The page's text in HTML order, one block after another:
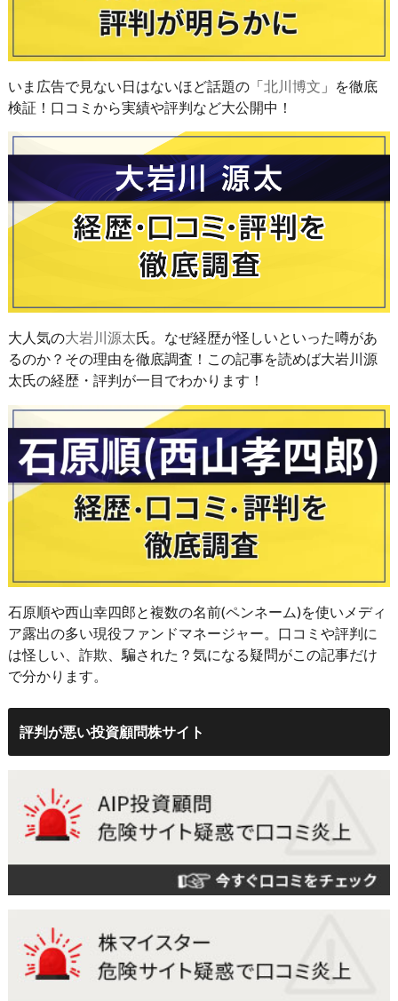
いま広告で見ない日はないほど話題の「北川博文 」を徹底
検証！口コミから実績や評判など大公開中！
大人気の大岩川源太氏。なぜ経歴が怪しいといった噂があ
るのか？その理由を徹底調査！この記事を読めば大岩川源
太氏の経歴・評判が一目でわかります！
石原順や西山幸四郎と複数の名前(ペンネーム)を使いメディ
ア露出の多い現役ファンドマネージャー。口コミや評判に
は怪しい、詐欺、騙された？気になる疑問がこの記事だけ
で分かります。
評判が悪い投資顧問株サイト